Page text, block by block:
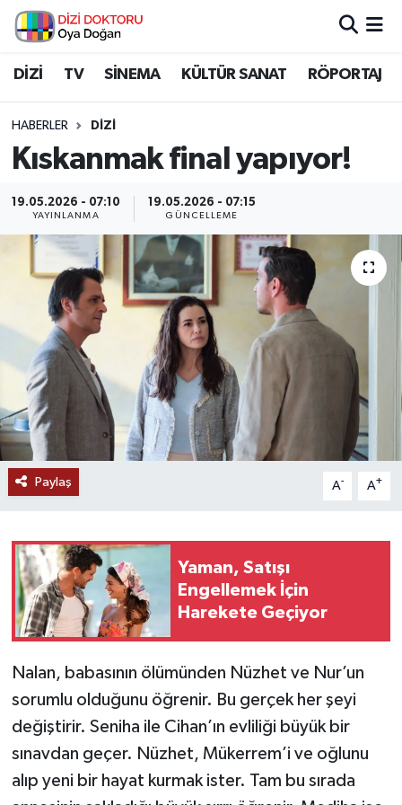
DİZİ TV SİNEMA KÜLTÜR SANAT RÖPORTAJ
HABERLER DİZİ
Kıskanmak final yapıyor!
19.05.2026 - 07:10
YAYINLANMA
19.05.2026 - 07:15
GÜNCELLEME
Paylaş A- A+
Yaman, Satışı
Engellemek İçin
Harekete Geçiyor
Nalan, babasının ölümünden Nüzhet ve Nur’un
sorumlu olduğunu öğrenir. Bu gerçek her şeyi
değiştirir. Seniha ile Cihan’ın evliliği büyük bir
sınavdan geçer. Nüzhet, Mükerrem’i ve oğlunu
alıp yeni bir hayat kurmak ister. Tam bu sırada
İstanbul Nöbetçi Eczaneler
İstanbul Namaz Vakitleri
İstanbul Trafik Yoğunluk Haritası
Süper Lig Puan Durumu ve Fikstür
Tüm Manşetler
Son Dakika Haberleri
Haber Arşivi